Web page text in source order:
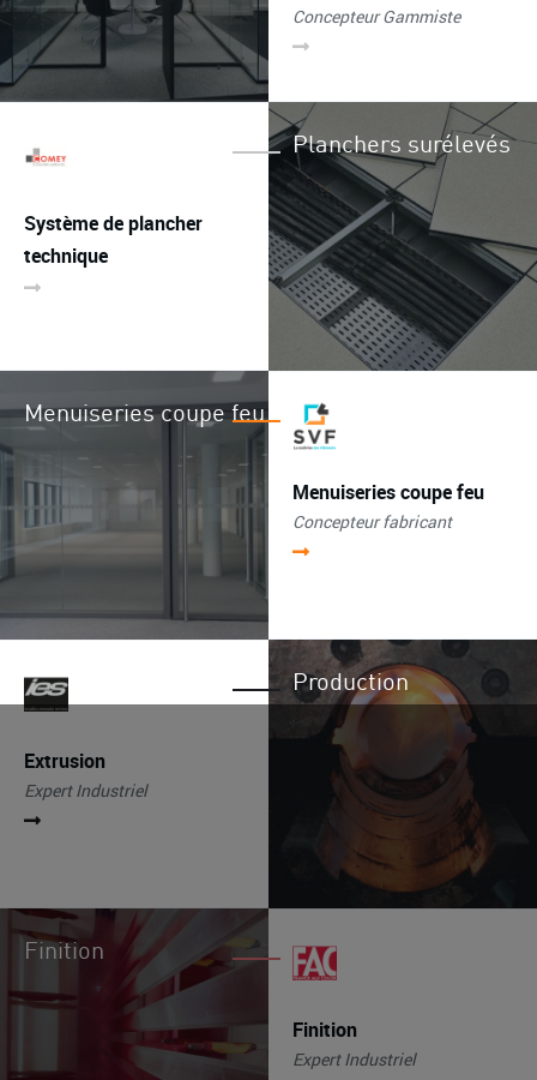
Concepteur Gammiste
Planchers surélevés
Système de plancher
technique
Menuiseries coupe feu
Menuiseries coupe feu
Concepteur fabricant
Production
Extrusion
Expert Industriel
Finition
Finition
Expert Industriel